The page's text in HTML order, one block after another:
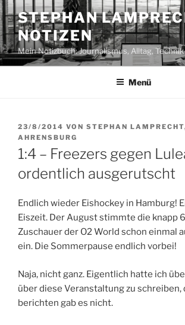
Zum
Inhalt
springen
STEPHAN
NOTIZEN
Mein Notizbuch: Journalismus, Alltag, Technik
Menü
VERÖFFENTLICHT
AM
23/8/2014 VON STEPHAN
AHRENSBURG
1:4 – Freezers gegen
ordentlich ausgerutscht
Endlich wieder Eishockey in Hamburg!
Eiszeit. Der August stimmte die knapp
Zuschauer der O2 World schon einmal
ein. Die Sommerpause endlich vorbei!
Naja, nicht ganz. Eigentlich hatte ich
über diese Veranstaltung zu schreiben,
berichten gab es nicht.